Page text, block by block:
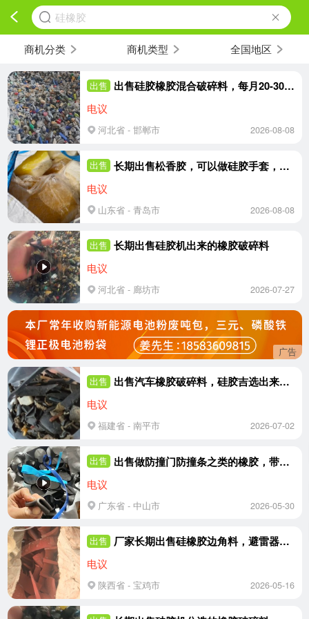
硅橡胶
商机分类 商机类型 全国地区
出售 出售硅胶橡胶混合破碎料，每月20-30吨左右
电议
河北省 - 邯郸市 2026-08-08
出售 长期出售松香胶，可以做硅胶手套，可以做油漆，现货10吨，货在山东青岛
电议
山东省 - 青岛市 2026-08-08
出售 长期出售硅胶机出来的橡胶破碎料
电议
河北省 - 廊坊市 2026-07-27
广告
出售 出售汽车橡胶破碎料，硅胶吉选出来的硅胶橡胶，可炼油，现货500吨
电议
福建省 - 南平市 2026-07-02
出售 出售做防撞门防撞条之类的橡胶，带复纸，每个月15吨
电议
广东省 - 中山市 2026-05-30
出售 厂家长期出售硅橡胶边角料，避雷器上面削下来
电议
陕西省 - 宝鸡市 2026-05-16